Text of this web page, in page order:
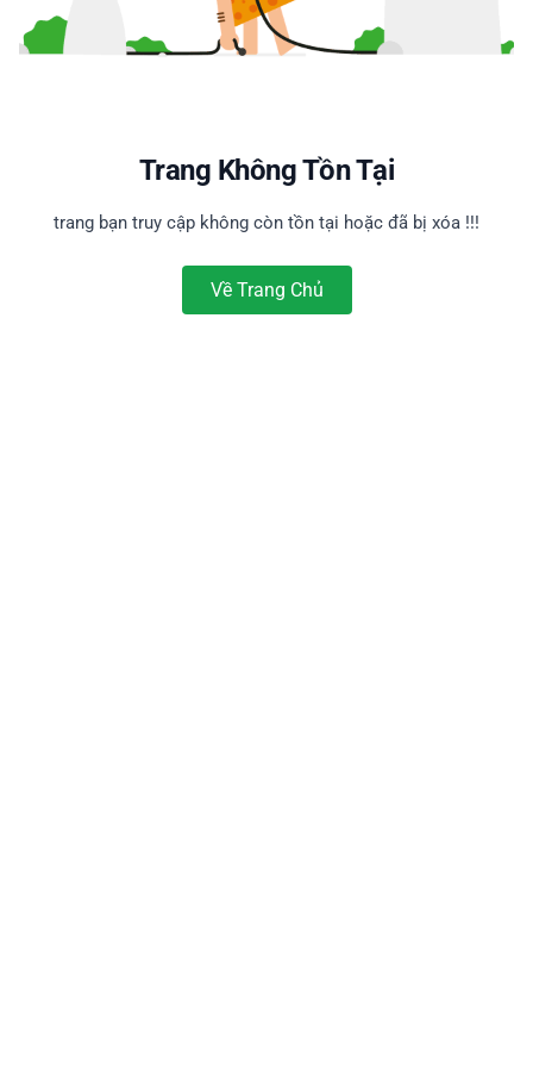
Trang Không Tồn Tại
trang bạn truy cập không còn tồn tại hoặc đã bị xóa !!!
Về Trang Chủ